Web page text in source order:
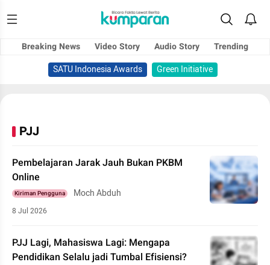
Breaking News Video Story Audio Story
Trending
SATU Indonesia Awards
Green Initiative
PJJ
Pembelajaran Jarak Jauh Bukan PKBM
Online
Kiriman Pengguna Moch Abduh
8 Jul 2026
PJJ Lagi, Mahasiswa Lagi: Mengapa
Pendidikan Selalu jadi Tumbal Efisiensi?